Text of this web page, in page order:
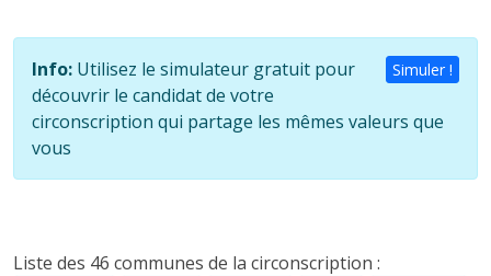
Simuler !
Info: Utilisez le simulateur gratuit pour
découvrir le candidat de votre
circonscription qui partage les mêmes valeurs que
vous
Liste des 46 communes de la circonscription :